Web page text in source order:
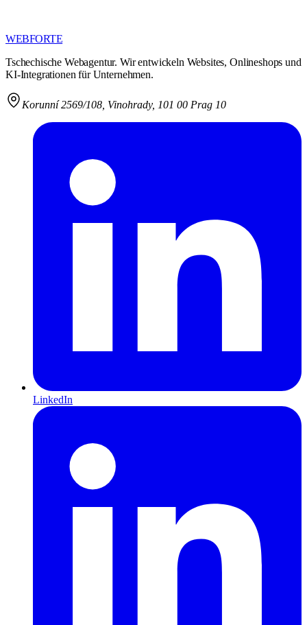
WEBFORTE
Tschechische Webagentur. Wir entwickeln Websites, Onlineshops und
KI-Integrationen für Unternehmen.
Korunní 2569/108 Vinohrady, 101 00 Prag 10
LinkedIn